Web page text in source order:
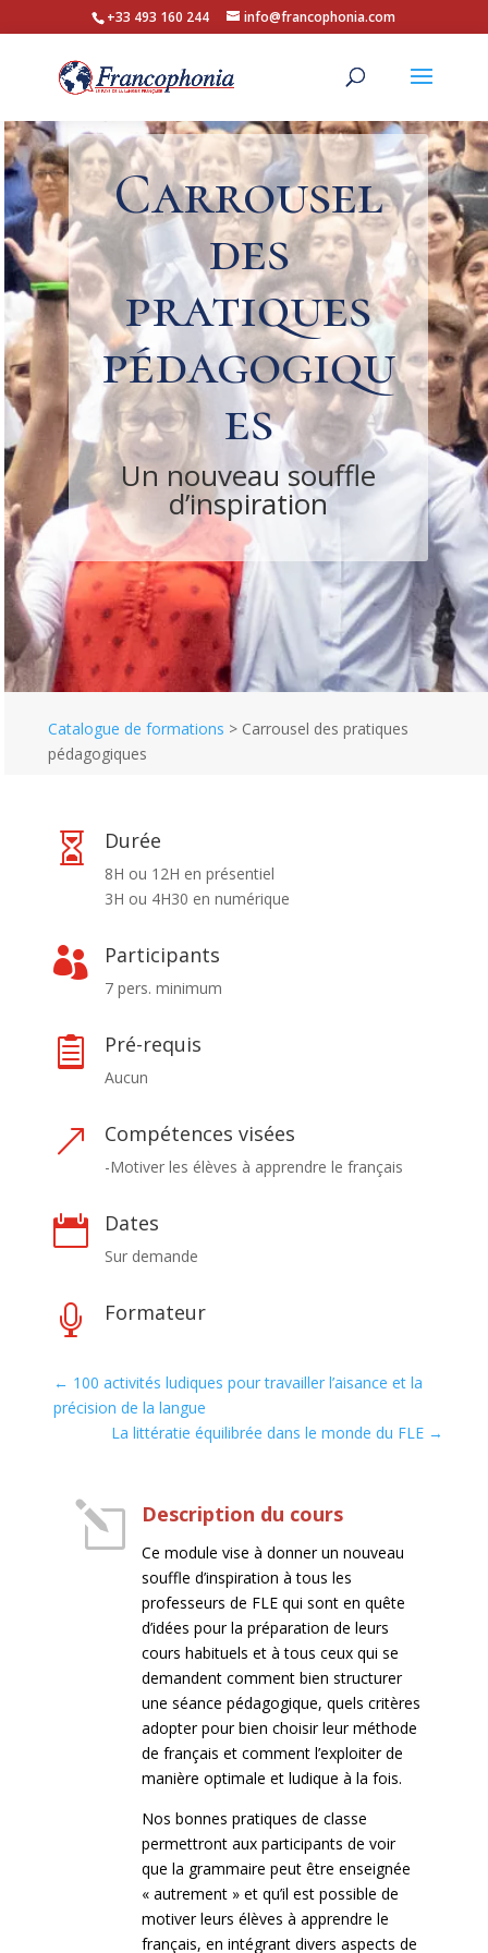
+33 493 160 244 info@francophonia.com
Carrousel
des
pratiques
pédagogiqu
es
Un nouveau souffle
d’inspiration
Catalogue de formations > Carrousel des pratiques
pédagogiques
 Durée
8H ou 12H en présentiel
3H ou 4H30 en numérique
 Participants
7 pers. minimum
 Pré-requis
Aucun
& Compétences visées
-Motiver les élèves à apprendre le français
 Dates
Sur demande
 Formateur
← 100 activités ludiques pour travailler l’aisance et la
précision de la langue
La littératie équilibrée dans le monde du FLE →
l Description du cours
Ce module vise à donner un nouveau
souffle d’inspiration à tous les
professeurs de FLE qui sont en quête
d’idées pour la préparation de leurs
cours habituels et à tous ceux qui se
demandent comment bien structurer
une séance pédagogique, quels critères
adopter pour bien choisir leur méthode
de français et comment l’exploiter de
manière optimale et ludique à la fois.
Nos bonnes pratiques de classe
permettront aux participants de voir
que la grammaire peut être enseignée
« autrement » et qu’il est possible de
motiver leurs élèves à apprendre le
français, en intégrant divers aspects de